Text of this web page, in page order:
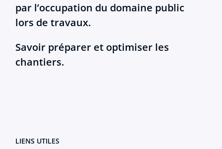
par l’occupation du domaine public
lors de travaux.
Savoir préparer et optimiser les
chantiers.
LIENS UTILES